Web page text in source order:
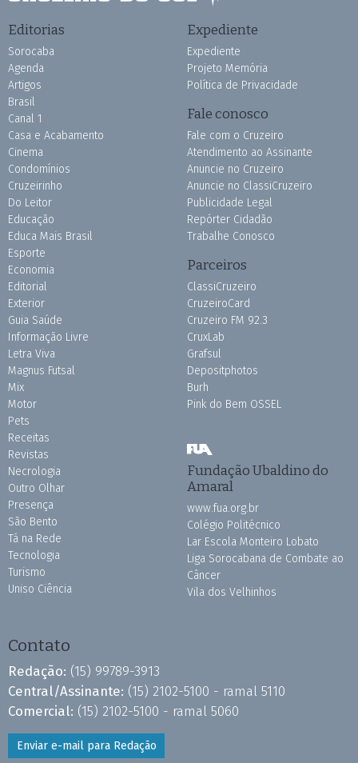
Editorias
Sorocaba
Agenda
Artigos
Brasil
Canal 1
Casa e Acabamento
Cinema
Condomínios
Cruzeirinho
Do Leitor
Educação
Educa Mais Brasil
Esporte
Economia
Editorial
Exterior
Guia Saúde
Informação Livre
Letra Viva
Magnus Futsal
Mix
Motor
Pets
Receitas
Revistas
Necrologia
Outro Olhar
Presença
São Bento
Tá na Rede
Tecnologia
Turismo
Uniso Ciência
Expediente
Expediente
Projeto Memória
Política de Privacidade
Fale conosco
Fale com o Cruzeiro
Atendimento ao Assinante
Anuncie no Cruzeiro
Anuncie no ClassiCruzeiro
Publicidade Legal
Repórter Cidadão
Trabalhe Conosco
Parceiros
ClassiCruzeiro
CruzeiroCard
Cruzeiro FM 92.3
CruxLab
Grafsul
Depositphotos
Burh
Pink do Bem OSSEL
Fundação Ubaldino do
Amaral
www.fua.org.br
Colégio Politécnico
Lar Escola Monteiro Lobato
Liga Sorocabana de Combate ao
Câncer
Vila dos Velhinhos
Contato
Redação: (15) 99789-3913
Central/Assinante: (15) 2102-5100 - ramal 5110
Comercial: (15) 2102-5100 - ramal 5060
Enviar e-mail para Redação